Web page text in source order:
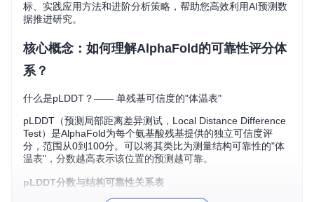
标、实践应用方法和进阶分析策略，帮助您高效利用AI预测数
据推进研究。
核心概念：如何理解AlphaFold的可靠性评分体
系？
什么是pLDDT？—— 单残基可信度的"体温表"
pLDDT（预测局部距离差异测试，Local Distance Difference
Test）是AlphaFold为每个氨基酸残基提供的独立可信度评
分，范围从0到100分。可以将其类比为测量结构可靠性的"体
温表"，分数越高表示该位置的预测越可靠。
pLDDT分数与结构可靠性关系表